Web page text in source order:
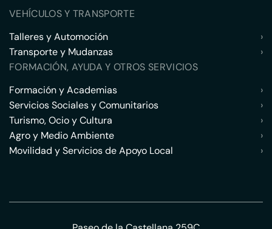
VEHÍCULOS Y TRANSPORTE
Talleres y Automoción
›
Transporte y Mudanzas
›
FORMACIÓN, AYUDA Y OTROS SERVICIOS
Formación y Academias
›
Servicios Sociales y Comunitarios
›
Turismo, Ocio y Cultura
›
Agro y Medio Ambiente
›
Movilidad y Servicios de Apoyo Local
›